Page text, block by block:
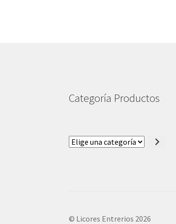
Categoría Productos
Elige
© Licores Entrerios 2026